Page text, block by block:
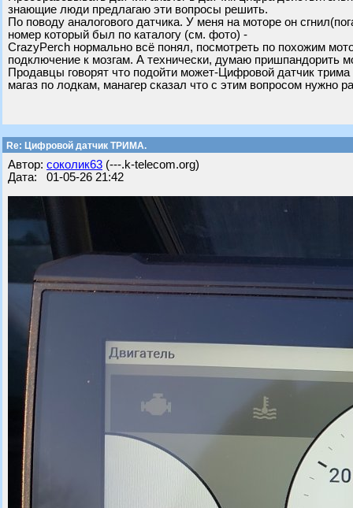
знающие люди предлагаю эти вопросы решить.
По поводу аналогового датчика. У меня на моторе он
номер который был по каталогу (см. фото) -
CrazyPerch нормально всё понял, посмотреть по похожим
подключение к мозгам. А технически, думаю пришпандорить
Продавцы говорят что подойти может-Цифровой датчик
магаз по лодкам, манагер сказал что с этим вопросом нужно
Re: Цифровой датчик ТРИМА.
Автор: соколик63 (---.k-telecom.org)
Дата: 01-05-26 21:42